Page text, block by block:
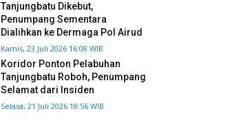
Tanjungbatu Dikebut,
Penumpang Sementara
Dialihkan ke Dermaga Pol Airud
Kamis, 23 Juli 2026 16:08 WIB
Koridor Ponton Pelabuhan
Tanjungbatu Roboh, Penumpang
Selamat dari Insiden
Selasa, 21 Juli 2026 18:56 WIB